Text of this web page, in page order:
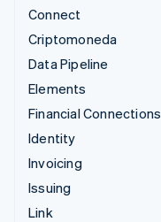
Connect
Criptomoneda
Data Pipeline
Elements
Financial Connections
Identity
Invoicing
Issuing
Link